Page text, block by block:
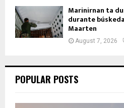
Marinirnan ta
durante
Maarten
August 7, 2026
POPULAR POSTS